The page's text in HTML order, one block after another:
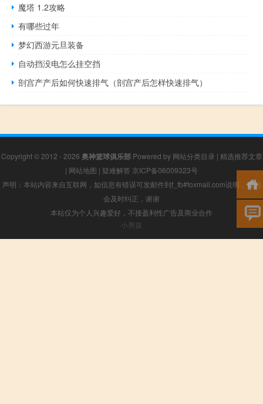
魔塔 1.2攻略
有哪些过年
梦幻西游元旦装备
自动挡没电怎么挂空挡
剖宫产产后如何快速排气（剖宫产后怎样快速排气）
Copyright © 2012 - 2026 奥神篮球俱乐部Powered by 网站分类目录 | 精选推荐文章
| 网站地图 | 疑难解答 京ICP备06009323号
声明：本站内容来自互联网，如信息有错误可发邮件到f_fb#foxmail.com说明，我们
会及时纠正，谢谢
本站仅为个人兴趣爱好，不接盈利性广告及商业合作
小男孩